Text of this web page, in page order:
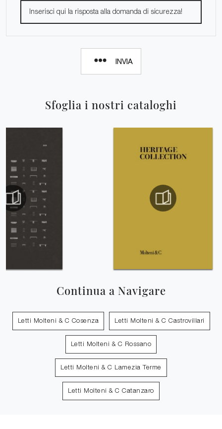
Sfoglia i nostri cataloghi
Continua a Navigare
Letti Molteni & C Cosenza Letti Molteni & C Castrovillari
Letti Molteni & C Rossano
Letti Molteni & C Lamezia Terme
Letti Molteni & C Catanzaro
INVIA